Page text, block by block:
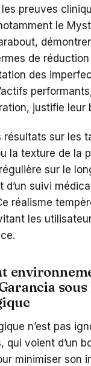
les preuves
le
de réduction
des
justifie leur
résultats sur les
la texture de la
sur le
d’un suivi
réalisme
les
n’est pas
qui voient d’un
minimiser son